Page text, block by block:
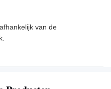
van de